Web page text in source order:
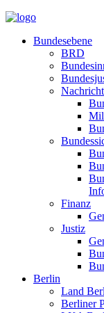
Bundesebene
BRD
Finanz
Justiz
Berlin
Land
Berliner